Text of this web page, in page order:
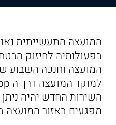
המועצה התעשייתית
בפעולותיה לחיזוק
המועצה וחנכה השבוע
השירות החדש יהיה
מפגעים באזור המועצה
מחוז
תל